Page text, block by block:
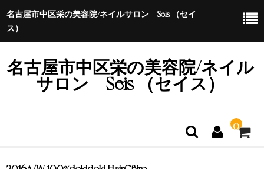
名古屋市中区栄の美容院/ネイルサロン Seis （セイ
ス）
名古屋市中区栄の美容院/ネイル
サロン Seis （セイス）
0